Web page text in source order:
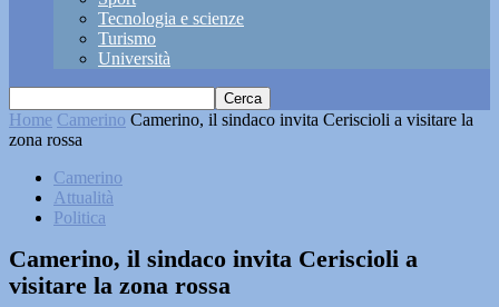
Tecnologia e scienze
Turismo
Università
Home Camerino Camerino, il sindaco invita Ceriscioli a visitare la
zona rossa
Camerino
Attualità
Politica
Camerino, il sindaco invita Ceriscioli a
visitare la zona rossa